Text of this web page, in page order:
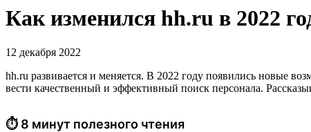
Как изменился hh.ru в 2022
12 декабря 2022
hh.ru развивается и меняется. В 2022 году появились новые
вести качественный и эффективный поиск персонала.
⏱ 8 минут полезного чтения